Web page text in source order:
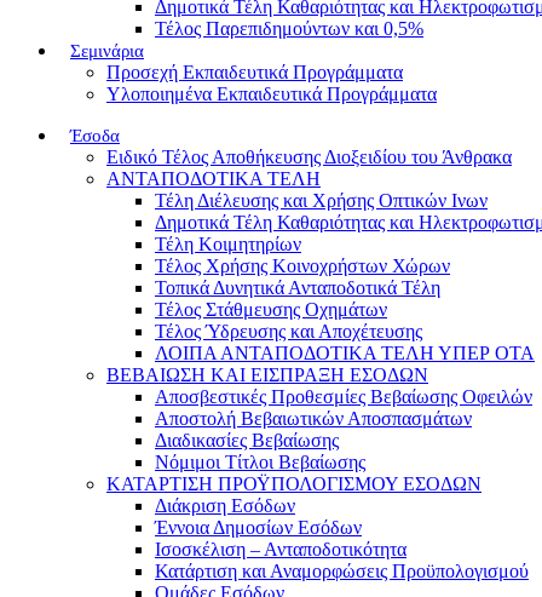
Δημοτικά Τέλη Καθαριότητας και
Τέλος Παρεπιδημούντων και 0,5%
Σεμινάρια
Προσεχή Εκπαιδευτικά Προγράμματα
Υλοποιημένα Εκπαιδευτικά Προγράμματα
Έσοδα
Ειδικό Τέλος Αποθήκευσης Διοξειδίου του Άνθρακα
ΑΝΤΑΠΟΔΟΤΙΚΑ ΤΕΛΗ
Τέλη Διέλευσης και Χρήσης Οπτικών Ινων
Δημοτικά Τέλη Καθαριότητας και
Τέλη Κοιμητηρίων
Τέλος Χρήσης Κοινοχρήστων Χώρων
Τοπικά Δυνητικά Ανταποδοτικά Τέλη
Τέλος Στάθμευσης Οχημάτων
Τέλος Ύδρευσης και Αποχέτευσης
ΛΟΙΠΑ ΑΝΤΑΠΟΔΟΤΙΚΑ ΤΕΛΗ ΥΠΕΡ ΟΤΑ
ΒΕΒΑΙΩΣΗ ΚΑΙ ΕΙΣΠΡΑΞΗ ΕΣΟΔΩΝ
Αποσβεστικές Προθεσμίες Βεβαίωσης Οφειλών
Αποστολή Βεβαιωτικών Αποσπασμάτων
Διαδικασίες Βεβαίωσης
Νόμιμοι Τίτλοι Βεβαίωσης
ΚΑΤΑΡΤΙΣΗ ΠΡΟΫΠΟΛΟΓΙΣΜΟΥ ΕΣΟΔΩΝ
Διάκριση Εσόδων
Έννοια Δημοσίων Εσόδων
Ισοσκέλιση – Ανταποδοτικότητα
Κατάρτιση και Αναμορφώσεις Προϋπολογισμού
Ομάδες Εσόδων